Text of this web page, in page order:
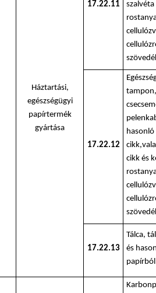
Háztartási,
egészségügyi
papírtermék
gyártása
17.22.11
17.22.12
tampon,
hasonló
cikk és
17.22.13
Tálca,
és